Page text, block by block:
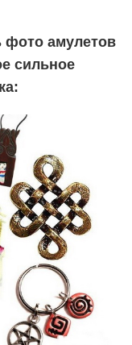
фото амулетов
сильное